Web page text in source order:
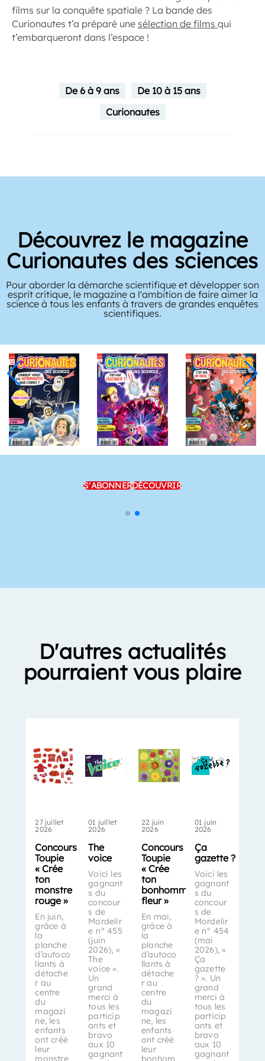
films sur la conquête spatiale ? La bande des
Curionautes t’a préparé une sélection de films qui
t’embarqueront dans l’espace !
De 6 à 9 ans
De 10 à 15 ans
Curionautes
Découvrez le magazine
Curionautes des sciences
Pour aborder la démarche scientifique et développer son
esprit critique, le magazine a l'ambition de faire aimer la
science à tous les enfants à travers de grandes enquêtes
scientifiques.
S'ABONNERDÉCOUVRIR
D'autres actualités
pourraient vous plaire
27 juillet
2026
Concours
Toupie
« Crée
ton
monstre
rouge »
En juin,
grâce à
la
planche
d’autoco
llants à
détache
r au
centre
du
magazi
ne, les
enfants
ont créé
leur
monstre
01 juillet
2026
The
voice
Voici les
gagnant
s du
concour
s de
Mordelir
e n° 455
(juin
2026), «
The
voice ».
Un
grand
merci à
tous les
particip
ants et
bravo
aux 10
gagnant
22 juin
2026
Concours
Toupie
« Crée
ton
bonhomme-
fleur »
En mai,
grâce à
la
planche
d’autoco
llants à
détache
r au
centre
du
magazi
ne, les
enfants
ont créé
leur
bonhom
01 juin
2026
Ça
gazette ?
Voici les
gagnant
s du
concour
s de
Mordelir
e n° 454
(mai
2026), «
Ça
gazette
? ». Un
grand
merci à
tous les
particip
ants et
bravo
aux 10
gagnant